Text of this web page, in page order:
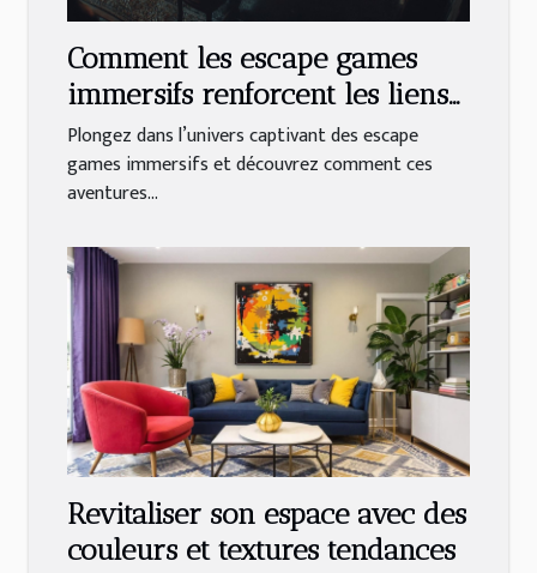
Comment les escape games
immersifs renforcent les liens
en équipe ?
Plongez dans l’univers captivant des escape
games immersifs et découvrez comment ces
aventures...
Revitaliser son espace avec des
couleurs et textures tendances